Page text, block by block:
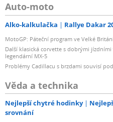
Auto-moto
Alko-kalkulačka Rallye Dakar
MotoGP: Páteční program ve Velké
Další klasická corvette s dobrými
legendární MX-5
Problémy Cadillacu s brzdami souvisí
Věda a technika
Nejlepší chytré hodinky
srovnání